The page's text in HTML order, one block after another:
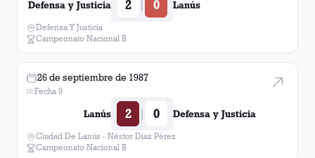
Defensa y Justicia 2 | 0 Lanús
Defensa Y Justicia
Campeonato Nacional B
26 de septiembre de 1987
Fecha 9
Lanús 2 | 0 Defensa y Justicia
Ciudad De Lanús - Néstor Diaz Pérez
Campeonato Nacional B